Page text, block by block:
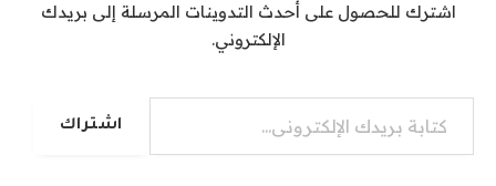
اشترك للحصول على أحدث التدوينات المرسلة إلى بريدك
الإلكتروني.
كتابة بريدك الإلكتروني...
اشتراك